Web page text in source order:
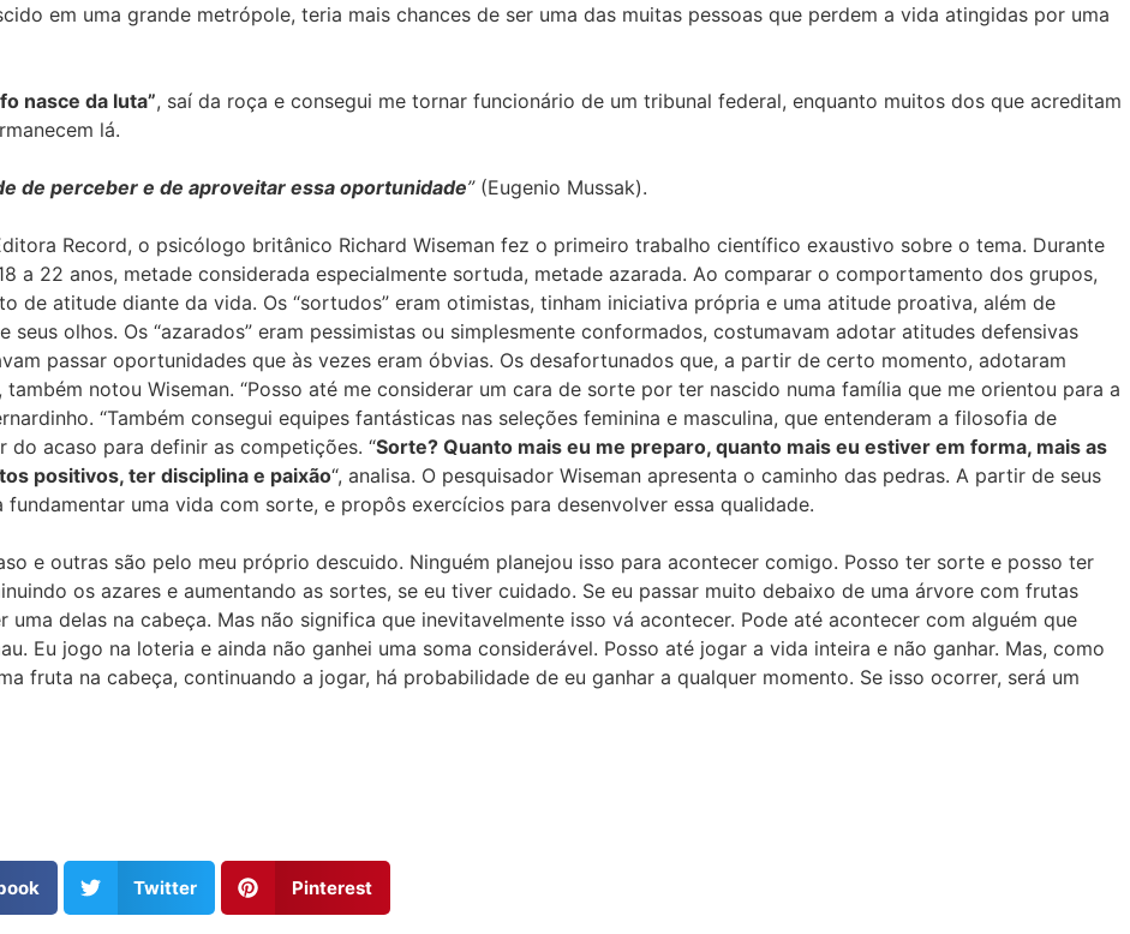
em uma grande metrópole, teria mais chances de ser uma das muitas pessoas que perdem a vida atingidas por uma
nasce da luta”, saí da roça e consegui me tornar funcionário de um tribunal federal, enquanto muitos dos que acreditam
lá.
de perceber e de aproveitar essa oportunidade” (Eugenio Mussak).
Record, o psicólogo britânico Richard Wiseman fez o primeiro trabalho científico exaustivo sobre o tema. Durante
a 22 anos, metade considerada especialmente sortuda, metade azarada. Ao comparar o comportamento dos grupos,
de atitude diante da vida. Os “sortudos” eram otimistas, tinham iniciativa própria e uma atitude proativa, além de
olhos. Os “azarados” eram pessimistas ou simplesmente conformados, costumavam adotar atitudes defensivas
passar oportunidades que às vezes eram óbvias. Os desafortunados que, a partir de certo momento, adotaram
notou Wiseman. “Posso até me considerar um cara de sorte por ter nascido numa família que me orientou para a
“Também consegui equipes fantásticas nas seleções feminina e masculina, que entenderam a filosofia de
do acaso para definir as competições. “Sorte? Quanto mais eu me preparo, quanto mais eu estiver em forma, mais as
positivos, ter disciplina e paixão“, analisa. O pesquisador Wiseman apresenta o caminho das pedras. A partir de seus
uma vida com sorte, e propôs exercícios para desenvolver essa qualidade.
e outras são pelo meu próprio descuido. Ninguém planejou isso para acontecer comigo. Posso ter sorte e posso ter
os azares e aumentando as sortes, se eu tiver cuidado. Se eu passar muito debaixo de uma árvore com frutas
delas na cabeça. Mas não significa que inevitavelmente isso vá acontecer. Pode até acontecer com alguém que
Eu jogo na loteria e ainda não ganhei uma soma considerável. Posso até jogar a vida inteira e não ganhar. Mas, como
fruta na cabeça, continuando a jogar, há probabilidade de eu ganhar a qualquer momento. Se isso ocorrer, será um
Twitter Pinterest